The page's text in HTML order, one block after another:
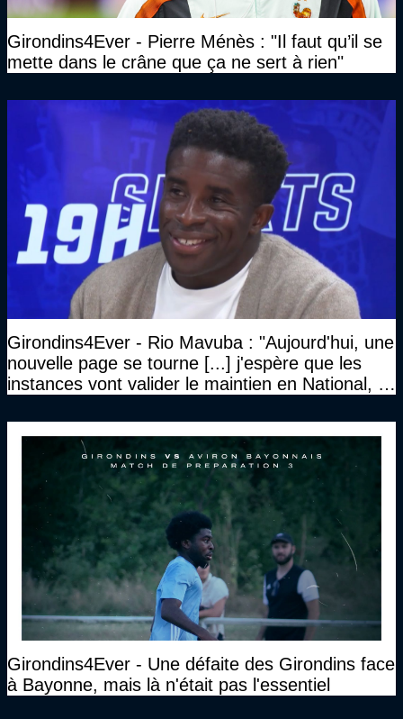
Girondins4Ever - Pierre Ménès : "Il faut qu’il se
mette dans le crâne que ça ne sert à rien"
Girondins4Ever - Rio Mavuba : "Aujourd'hui, une
nouvelle page se tourne [...] j'espère que les
instances vont valider le maintien en National, et
haut niveau"
Girondins4Ever - Une défaite des Girondins face
à Bayonne, mais là n'était pas l'essentiel